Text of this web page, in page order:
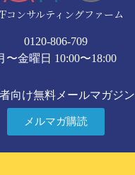
コンサルティングファーム
0120-806-709
〜金曜日 10:00〜18:00
向け無料メールマガジン
メルマガ購読